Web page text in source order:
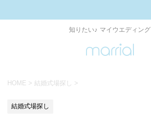
知りたい♪ マイウエディング
HOME > 結婚式場探し >
結婚式場探し